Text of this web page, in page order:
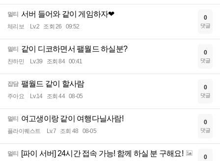
멀티 서버 들어와 같이 게임하자❤
체리보 Lv.2 조회 26 09:52
0
댓글
멀티 같이 디코하면서 팰월드 하실분?
찬하민 Lv.39 조회 84 00:41
0
댓글
잡담 팰월드 같이 할사람
주아요 Lv.14 조회 44 08-05
0
댓글
멀티 여고생이랑 같이 여행다닐사람!
플라이퀘스트 Lv.7 조회 48 08-05
0
댓글
멀티 [파이 서버] 24시간 접속 가능! 함께 하실 분 구해요! 0